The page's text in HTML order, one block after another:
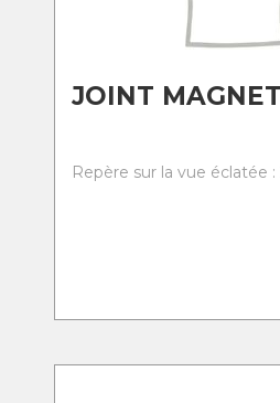
JOINT
Repère sur la vue éclatée :